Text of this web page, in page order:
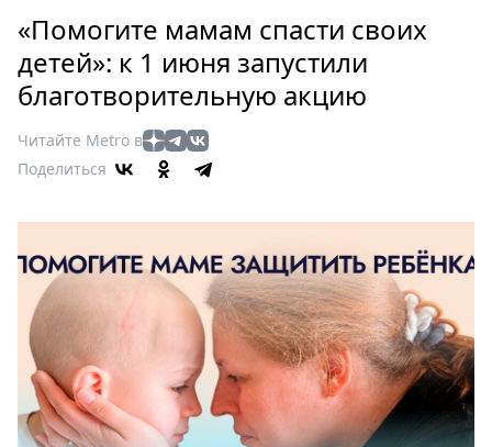
Россия
Мир
Здоровье
Туризм
Мода
Театр
Афиша
Книги
Выставки
Пресс-
релизы
О
«Помогите мамам спасти своих
детей»: к 1 июня запустили
благотворительную акцию
Читайте Metro в
Поделиться